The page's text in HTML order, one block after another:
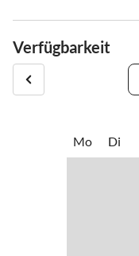
Verfügbarkeit
Mo
Di